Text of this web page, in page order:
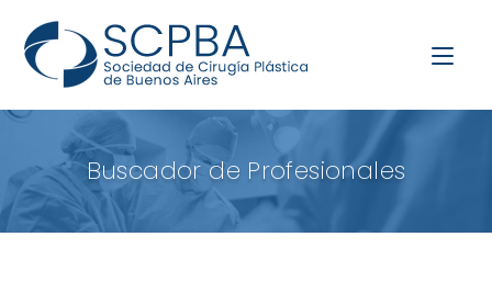
Buscador de Profesionales